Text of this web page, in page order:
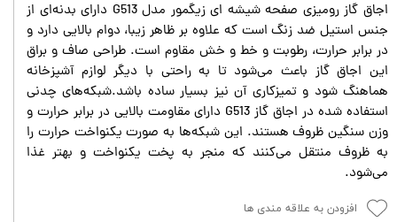
اجاق گاز رومیزی صفحه شیشه ای زیگمور مدل G513 دارای بدنه‌ای از
جنس استیل ضد زنگ است که علاوه بر ظاهر زیبا، دوام بالایی دارد و
در برابر حرارت، رطوبت و خط و خش مقاوم است. طراحی صاف و براق
این اجاق گاز باعث می‌شود تا به راحتی با دیگر لوازم آشپزخانه
هماهنگ شود و تمیزکاری آن نیز بسیار ساده باشد.شبکه‌های چدنی
استفاده شده در اجاق گاز G513 دارای مقاومت بالایی در برابر حرارت و
وزن سنگین ظروف هستند. این شبکه‌ها به صورت یکنواخت حرارت را
به ظروف منتقل می‌کنند که منجر به پخت یکنواخت و بهتر غذا
می‌شود.
افزودن به علاقه مندی ها